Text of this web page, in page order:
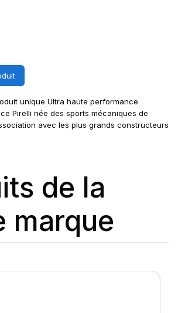
unique Ultra haute performance
Pirelli née des sports mécaniques de
avec les plus grands constructeurs
de la
marque